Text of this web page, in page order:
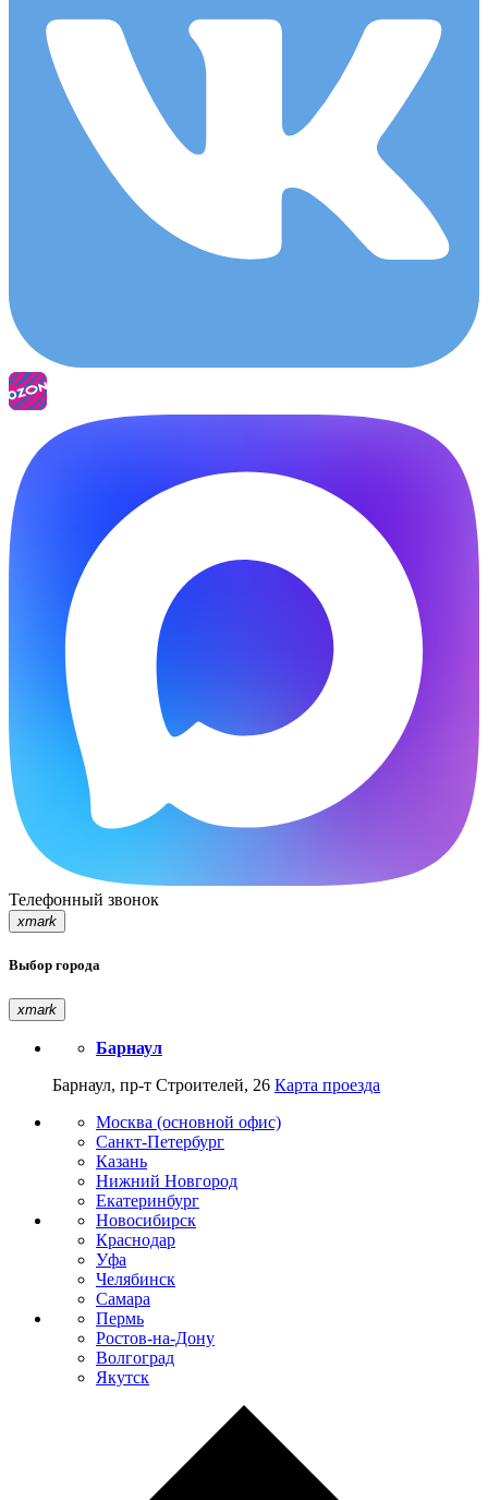
Телефонный звонок
xmark
Выбор города
xmark
Барнаул
Барнаул, пр-т Строителей, 26 Карта проезда
Москва (основной офис)
Санкт-Петербург
Казань
Нижний Новгород
Екатеринбург
Новосибирск
Краснодар
Уфа
Челябинск
Самара
Пермь
Ростов-на-Дону
Волгоград
Якутск